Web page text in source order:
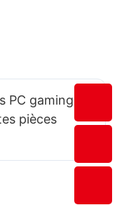
PC gaming
pièces